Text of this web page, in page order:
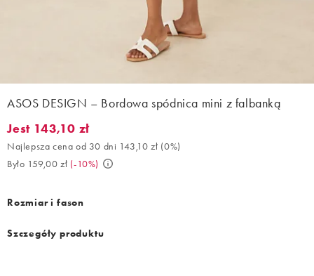
ASOS DESIGN – Bordowa spódnica mini z falbanką
Jest 143,10 zł. Najlepsza cena od 30 dni 143,10 zł (0%). Było
Jest 143,10 zł
Najlepsza cena od 30 dni 143,10 zł (0%)
Było 159,00 zł (-10%)
Rozmiar i fason
Szczegóły produktu